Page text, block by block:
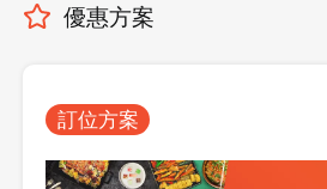
優惠方案
訂位方案